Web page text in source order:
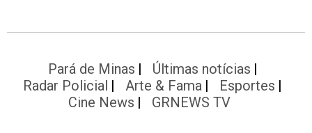
Pará de Minas
Últimas notícias
Radar Policial
Arte & Fama
Esportes
Cine News
GRNEWS TV